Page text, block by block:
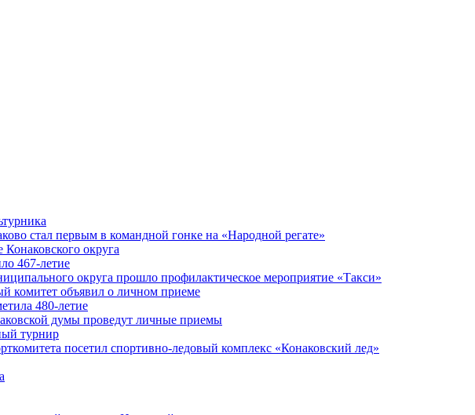
стал первым в командной гонке на «Народной регате»
округа
467-летие
округа прошло профилактическое мероприятие «Такси»
комитет объявил о личном приеме
480-летие
думы проведут личные приемы
турнир
посетил спортивно-ледовый комплекс «Конаковский лед»